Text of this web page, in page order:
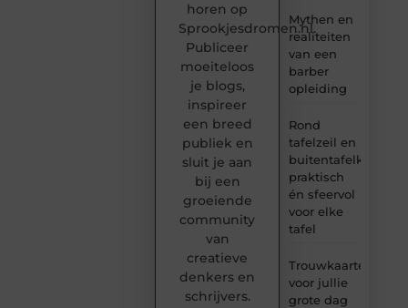
Mythen en
realiteiten
van een
barber
opleiding
Rond
tafelzeil en
buitentafelkleed:
praktisch
én sfeervol
voor elke
tafel
Trouwkaarten
voor jullie
grote dag
horen op
Sprookjesdromen.nl.
Publiceer
moeiteloos
je blogs,
inspireer
een breed
publiek en
sluit je aan
bij een
groeiende
community
van
creatieve
denkers en
schrijvers.